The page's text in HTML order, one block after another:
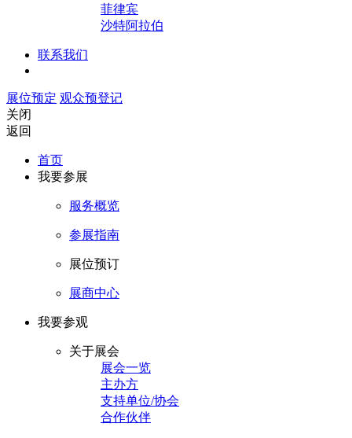
菲律宾
沙特阿拉伯
联系我们
展位预定 观众预登记
关闭
返回
首页
我要参展
服务概览
参展指南
展位预订
展商中心
我要参观
关于展会
展会一览
主办方
支持单位/协会
合作伙伴